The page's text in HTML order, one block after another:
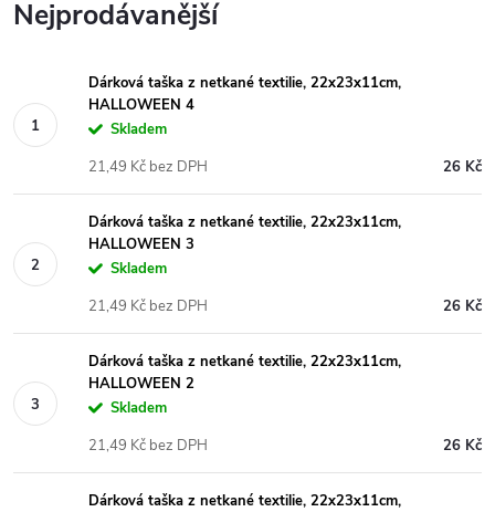
Nejprodávanější
Dárková taška z netkané textilie, 22x23x11cm,
HALLOWEEN 4
Skladem
26 Kč
21,49 Kč bez DPH
Dárková taška z netkané textilie, 22x23x11cm,
HALLOWEEN 3
Skladem
26 Kč
21,49 Kč bez DPH
Dárková taška z netkané textilie, 22x23x11cm,
HALLOWEEN 2
Skladem
26 Kč
21,49 Kč bez DPH
Dárková taška z netkané textilie, 22x23x11cm,